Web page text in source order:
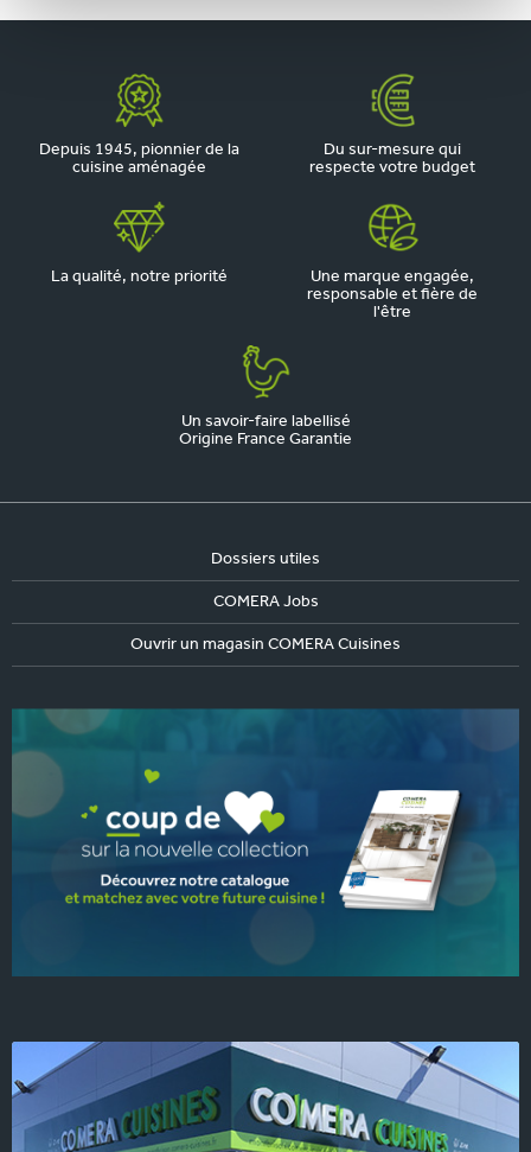
Depuis 1945, pionnier de la
cuisine aménagée
Du sur-mesure qui
respecte votre budget
La qualité, notre priorité
Une marque engagée,
responsable et fière de
l'être
Un savoir-faire labellisé
Origine France Garantie
Dossiers utiles
COMERA Jobs
Ouvrir un magasin COMERA Cuisines